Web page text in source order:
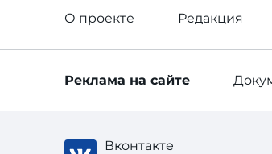
О проекте Редакция
Реклама на сайте
Вконтакте